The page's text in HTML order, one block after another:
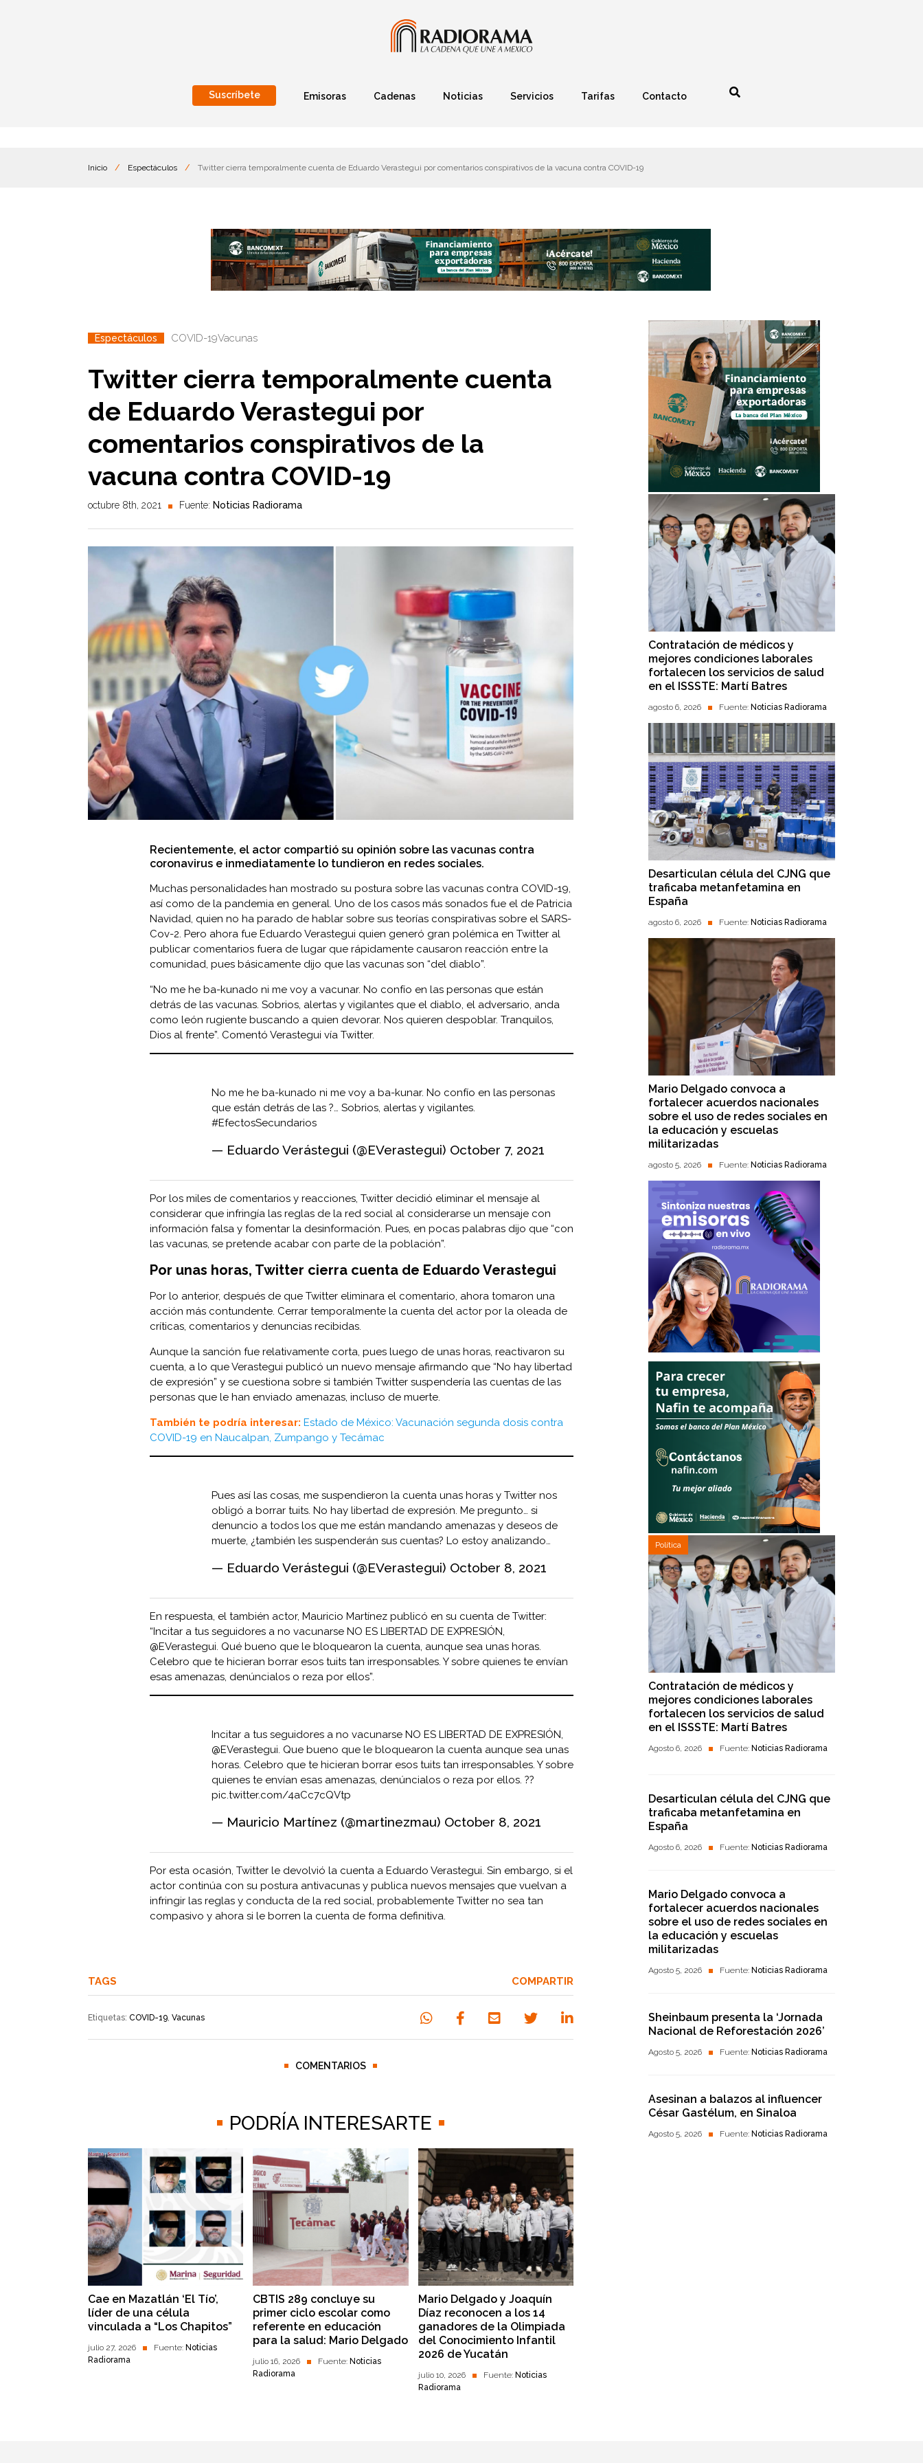
Suscríbete Emisoras Cadenas Noticias Servicios Tarifas Contacto
Inicio / Espectáculos / Twitter cierra temporalmente cuenta de Eduardo Verastegui por comentarios conspirativos de la vacuna contra COVID-19
Espectáculos COVID-19Vacunas
Twitter cierra temporalmente cuenta
de Eduardo Verastegui por
comentarios conspirativos de la
vacuna contra COVID-19
octubre 8th, 2021 Fuente: Noticias Radiorama
Recientemente, el actor compartió su opinión sobre las vacunas contra
coronavirus e inmediatamente lo tundieron en redes sociales.
Muchas personalidades han mostrado su postura sobre las vacunas contra COVID-19,
así como de la pandemia en general. Uno de los casos más sonados fue el de Patricia
Navidad, quien no ha parado de hablar sobre sus teorías conspirativas sobre el SARS-
Cov-2. Pero ahora fue Eduardo Verastegui quien generó gran polémica en Twitter al
publicar comentarios fuera de lugar que rápidamente causaron reacción entre la
comunidad, pues básicamente dijo que las vacunas son “del diablo”.
“No me he ba-kunado ni me voy a vacunar. No confío en las personas que están
detrás de las vacunas. Sobrios, alertas y vigilantes que el diablo, el adversario, anda
como león rugiente buscando a quien devorar. Nos quieren despoblar. Tranquilos,
Dios al frente”. Comentó Verastegui vía Twitter.
No me he ba-kunado ni me voy a ba-kunar. No confío en las personas
que están detrás de las ?… Sobrios, alertas y vigilantes.
#EfectosSecundarios
— Eduardo Verástegui (@EVerastegui) October 7, 2021
Por los miles de comentarios y reacciones, Twitter decidió eliminar el mensaje al
considerar que infringía las reglas de la red social al considerarse un mensaje con
información falsa y fomentar la desinformación. Pues, en pocas palabras dijo que “con
las vacunas, se pretende acabar con parte de la población”.
Por unas horas, Twitter cierra cuenta de Eduardo Verastegui
Por lo anterior, después de que Twitter eliminara el comentario, ahora tomaron una
acción más contundente. Cerrar temporalmente la cuenta del actor por la oleada de
críticas, comentarios y denuncias recibidas.
Aunque la sanción fue relativamente corta, pues luego de unas horas, reactivaron su
cuenta, a lo que Verastegui publicó un nuevo mensaje afirmando que “No hay libertad
de expresión” y se cuestiona sobre si también Twitter suspendería las cuentas de las
personas que le han enviado amenazas, incluso de muerte.
También te podría interesar: Estado de México: Vacunación segunda dosis contra
COVID-19 en Naucalpan, Zumpango y Tecámac
Pues así las cosas, me suspendieron la cuenta unas horas y Twitter nos
obligó a borrar tuits. No hay libertad de expresión. Me pregunto… si
denuncio a todos los que me están mandando amenazas y deseos de
muerte, ¿también les suspenderán sus cuentas? Lo estoy analizando…
— Eduardo Verástegui (@EVerastegui) October 8, 2021
En respuesta, el también actor, Mauricio Martínez publicó en su cuenta de Twitter:
“Incitar a tus seguidores a no vacunarse NO ES LIBERTAD DE EXPRESIÓN,
@EVerastegui. Qué bueno que le bloquearon la cuenta, aunque sea unas horas.
Celebro que te hicieran borrar esos tuits tan irresponsables. Y sobre quienes te envían
esas amenazas, denúncialos o reza por ellos”.
Incitar a tus seguidores a no vacunarse NO ES LIBERTAD DE EXPRESIÓN,
@EVerastegui. Que bueno que le bloquearon la cuenta aunque sea unas
horas. Celebro que te hicieran borrar esos tuits tan irresponsables. Y sobre
quienes te envían esas amenazas, denúncialos o reza por ellos. ??
pic.twitter.com/4aCc7cQVtp
— Mauricio Martínez (@martinezmau) October 8, 2021
Por esta ocasión, Twitter le devolvió la cuenta a Eduardo Verastegui. Sin embargo, si el
actor continúa con su postura antivacunas y publica nuevos mensajes que vuelvan a
infringir las reglas y conducta de la red social, probablemente Twitter no sea tan
compasivo y ahora si le borren la cuenta de forma definitiva.
TAGS
Etiquetas: COVID-19 Vacunas
COMPARTIR
COMENTARIOS
PODRÍA INTERESARTE
Cae en Mazatlán ‘El Tío’,
líder de una célula
vinculada a “Los Chapitos”
julio 27, 2026 Fuente: Noticias
Radiorama
CBTIS 289 concluye su
primer ciclo escolar como
referente en educación
para la salud: Mario Delgado
julio 16, 2026 Fuente:Noticias
Radiorama
Mario Delgado y Joaquín
Díaz reconocen a los 14
ganadores de la Olimpiada
del Conocimiento Infantil
2026 de Yucatán
julio 10, 2026 Fuente: Noticias
Radiorama
Contratación de médicos y
mejores condiciones laborales
fortalecen los servicios de salud
en el ISSSTE: Martí Batres
agosto 6, 2026 Fuente: Noticias Radiorama
Desarticulan célula del CJNG que
traficaba metanfetamina en
España
agosto 6, 2026 Fuente: Noticias Radiorama
Mario Delgado convoca a
fortalecer acuerdos nacionales
sobre el uso de redes sociales en
la educación y escuelas
militarizadas
agosto 5, 2026 Fuente: Noticias Radiorama
Política
Contratación de médicos y
mejores condiciones laborales
fortalecen los servicios de salud
en el ISSSTE: Martí Batres
Agosto 6, 2026 Fuente: Noticias Radiorama
Desarticulan célula del CJNG que
traficaba metanfetamina en
España
Agosto 6, 2026 Fuente: Noticias Radiorama
Mario Delgado convoca a
fortalecer acuerdos nacionales
sobre el uso de redes sociales en
la educación y escuelas
militarizadas
Agosto 5, 2026 Fuente: Noticias Radiorama
Sheinbaum presenta la ‘Jornada
Nacional de Reforestación 2026’
Agosto 5, 2026 Fuente: Noticias Radiorama
Asesinan a balazos al influencer
César Gastélum, en Sinaloa
Agosto 5, 2026 Fuente: Noticias Radiorama